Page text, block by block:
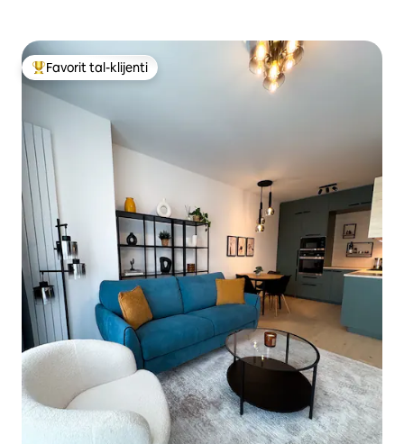
Wieħed mill-aqwa favoriti tal-klijenti
Favorit tal-klijenti